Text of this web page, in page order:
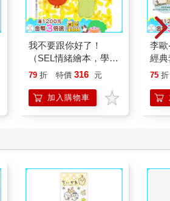
我不要跟你好了！
（SEL情緒繪本，學習
換位思考，表達真實感
79 折 特價 316 元
加入購物車
李歐
經
／
75 折